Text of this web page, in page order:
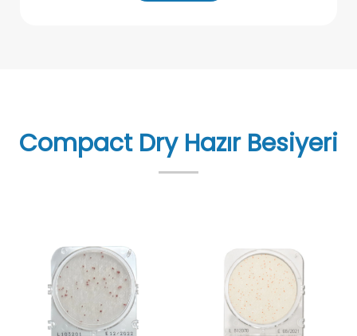
Compact Dry Hazır Besiyeri